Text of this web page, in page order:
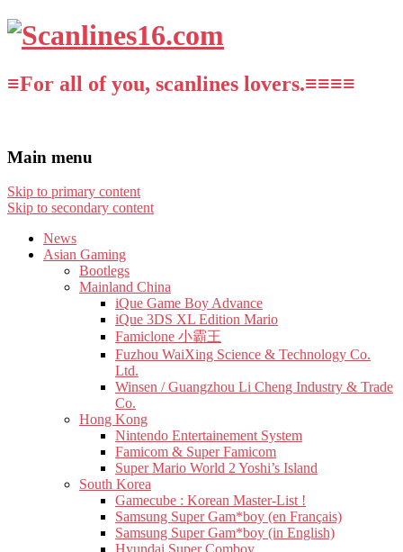
≡For all of you, scanlines lovers.≡≡≡≡
Main menu
Skip to primary content
Skip to secondary content
News
Asian Gaming
Bootlegs
Mainland China
iQue Game Boy Advance
iQue 3DS XL Edition Mario
Famiclone 小霸王
Fuzhou WaiXing Science & Technology Co.
Ltd.
Winsen / Guangzhou Li Cheng Industry & Trade
Co.
Hong Kong
Nintendo Entertainement System
Famicom & Super Famicom
Super Mario World 2 Yoshi’s Island
South Korea
Gamecube : Korean Master-List !
Samsung Super Gam*boy (en Français)
Samsung Super Gam*boy (in English)